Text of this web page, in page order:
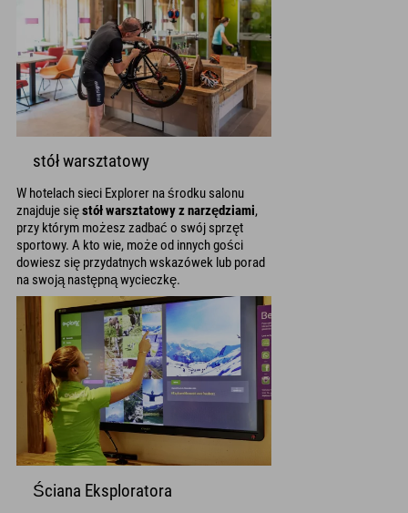
stół warsztatowy
W hotelach sieci Explorer na środku salonu
znajduje sięstół warsztatowy z narzędziami,
przy którym możesz zadbać o swój sprzęt
sportowy. A kto wie, może od innych gości
dowiesz się przydatnych wskazówek lub porad
na swoją następną wycieczkę.
Ściana Eksploratora